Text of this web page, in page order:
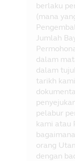
berlaku
(mana
Jumlah
dalam
dalam
tarikh
pelabur
kami atau
orang
dengan